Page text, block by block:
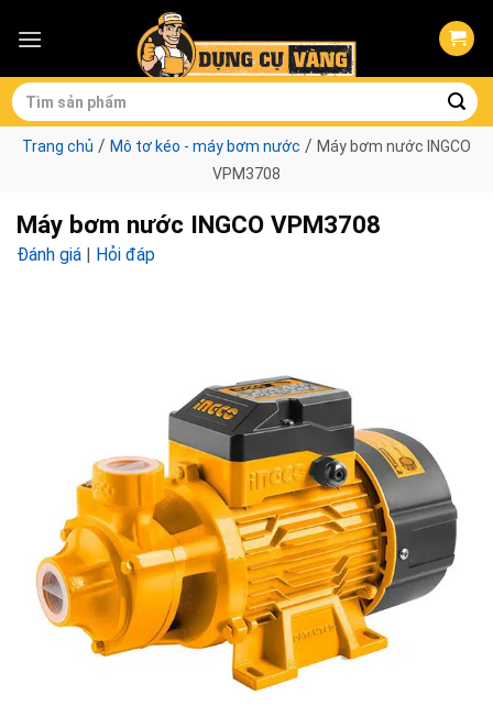
Tìm
kiếm:
Trang chủ / Mô tơ kéo - máy bơm nước / Máy bơm nước INGCO
VPM3708
Máy bơm nước INGCO VPM3708
Đánh giá | Hỏi đáp